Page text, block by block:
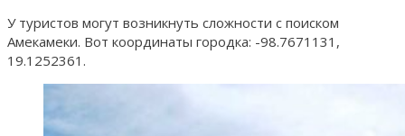
У туристов могут возникнуть сложности с поиском
Амекамеки. Вот координаты городка: -98.7671131,
19.1252361.